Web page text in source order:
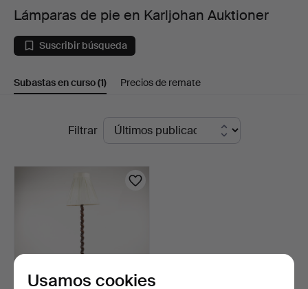
de
pie
en
Karljohan
Auktioner
Lámparas de pie en Karljohan Auktioner
Suscribir búsqueda
Subastas en curso(1) Precios de remate
SubastasFiltrar
Usamos cookies